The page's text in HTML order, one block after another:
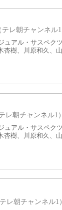
テレ朝チャンネル
ュアル・サスペク
杏樹、川原和久
レ朝チャンネル1
ュアル・サスペク
杏樹、川原和久
レ朝チャンネル1